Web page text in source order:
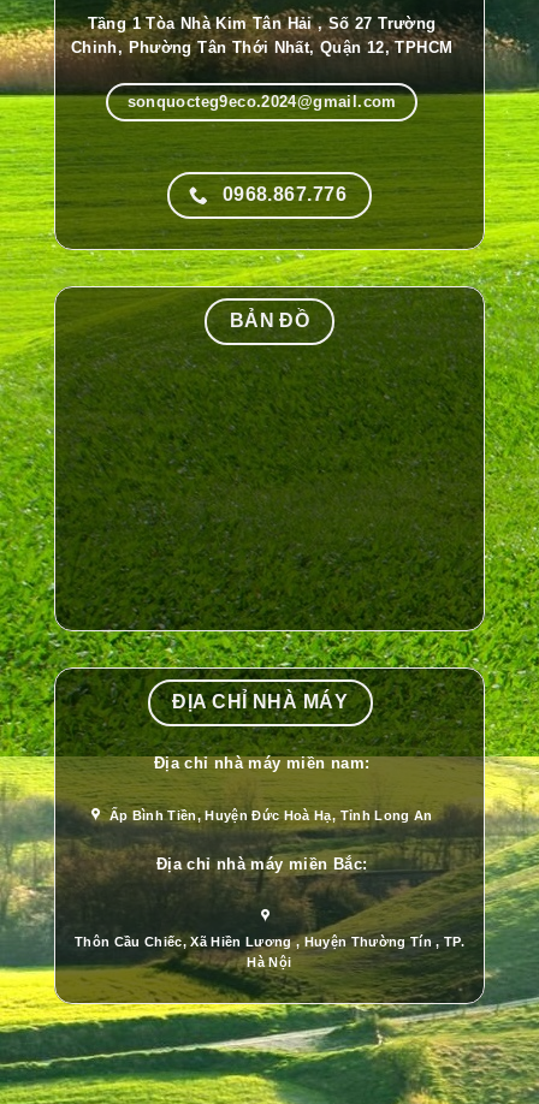
Tầng 1 Tòa Nhà Kim Tân Hải , Số 27 Trường
Chinh, Phường Tân Thới Nhất, Quận 12, TPHCM
sonquocteg9eco.2024@gmail.com
0968.867.776
BẢN ĐỒ
ĐỊA CHỈ NHÀ MÁY
Địa chỉ nhà máy miền nam:
Ấp Bình Tiền, Huyện Đức Hoà Hạ, Tỉnh Long An
Địa chỉ nhà máy miền Bắc:
Thôn Cầu Chiếc, Xã Hiền Lương , Huyện Thường Tín , TP.
Hà Nội